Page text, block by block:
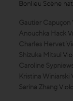
Bonlieu Scène
Gautier Capuçon
Anouchka Hack
Charles Hervet
Shizuka Mitsui
Caroline
Kristina Winiarski
Sarina Zhang